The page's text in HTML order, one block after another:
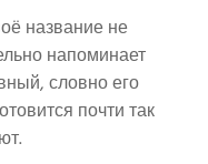
название не
напоминает
словно его
почти так